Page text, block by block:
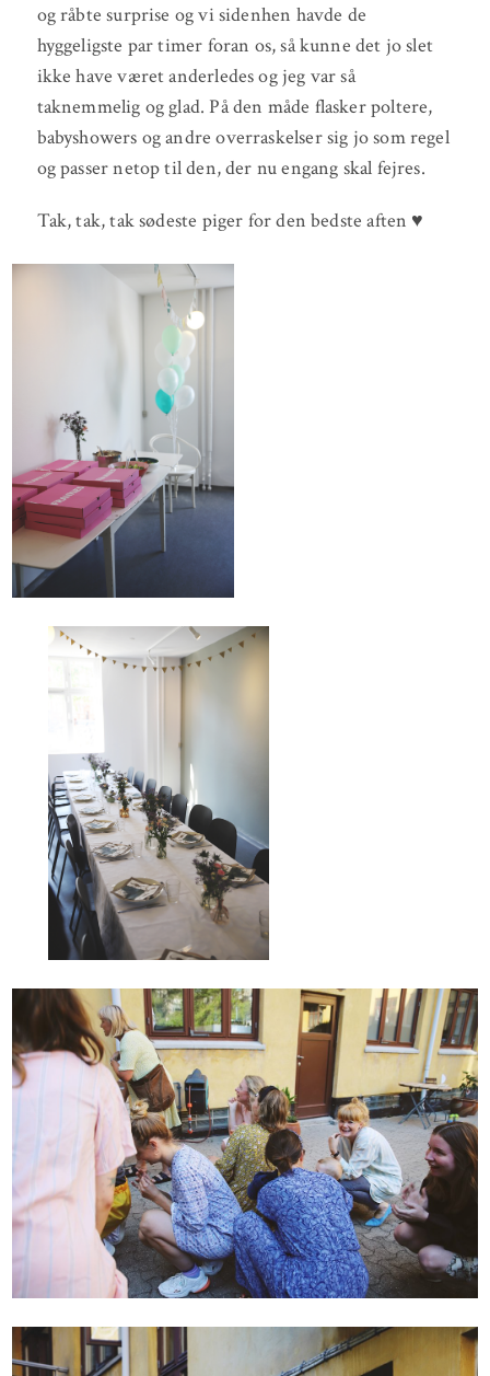
og råbte surprise og vi sidenhen havde de
hyggeligste par timer foran os, så kunne det jo slet
ikke have været anderledes og jeg var så
taknemmelig og glad. På den måde flasker poltere,
babyshowers og andre overraskelser sig jo som regel
og passer netop til den, der nu engang skal fejres.
Tak, tak, tak sødeste piger for den bedste aften ♥